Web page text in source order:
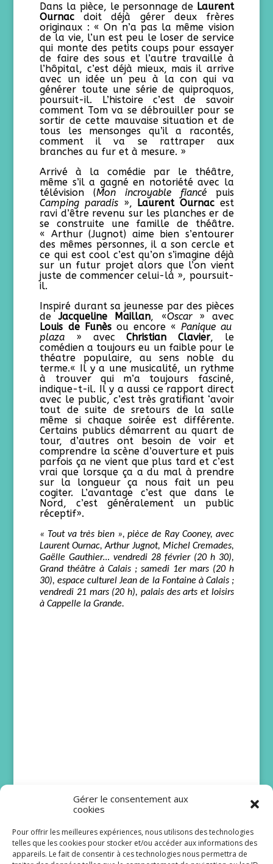
Gérer le consentement aux
cookies
Pour offrir les meilleures expériences, nous utilisons des technologies
telles que les cookies pour stocker et/ou accéder aux informations des
appareils. Le fait de consentir à ces technologies nous permettra de
Dans la pièce, le personnage deLaurent
Ournac doit déjà gérer deux frères
originaux : « On n’a pas la même vision
de la vie, l’un est peu le loser de service
qui monte des petits coups pour essayer
de faire des sous et l’autre travaille à
l’hôpital, c’est déjà mieux, mais il arrive
avec un idée un peu à la con qui va
générer toute une série de quiproquos,
poursuit-il. L’histoire c’est de savoir
comment Tom va se débrouiller pour se
sortir de cette mauvaise situation et de
tous les mensonges qu’il a racontés,
comment il va se rattraper aux
branches au fur et à mesure. »
Arrivé à la comédie par le théâtre,
même s’il a gagné en notoriété avec la
télévision (Mon incroyable fiancépuis
Camping paradis », Laurent Ournacest
ravi d’être revenu sur les planches er de
se construite une famille de théâtre.
« Arthur (Jugnot) aime bien s’entourer
des mêmes personnes, il a son cercle et
ce qui est cool c’est qu’on s’imagine déjà
sur un futur projet alors que l’on vient
juste de commencer celui-là », poursuit-
il.
Inspiré durant sa jeunesse par des pièces
deJacqueline Maillan, «Oscar » avec
Louis de Funèsou encore «Panique au
plaza » avecChristian Clavier, le
comédien a toujours eu un faible pour le
théatre populaire, au sens noble du
terme.« Il y a une musicalité, un rythme
à trouver qui m’a toujours fasciné,
indique-t-il. Il y a aussi ce rapport direct
avec le public, c’est très gratifiant ‘avoir
tout de suite de sretours de la salle
même si chaque soirée est différente.
Certains publics démarrent au quart de
tour, d’autres ont besoin de voir et
comprendre la scène d’ouverture et puis
parfois ça ne vient que plus tard et c’est
vrai que lorsque ça a du mal à prendre
sur la longueur ça nous fait un peu
cogiter. L’avantage c’est que dans le
Nord, c’est généralement un public
réceptif».
« Tout va très bien », pièce de Ray Cooney, avec
Laurent Ournac, Arthur Jugnot, Michel Cremades,
Gaëlle Gauthier… vendredi 28 février (20 h 30),
Grand théâtre à Calais ; samedi 1er mars (20 h
30), espace culturel Jean de la Fontaine à Calais ;
vendredi 21 mars (20 h), palais des arts et loisirs
à Cappelle la Grande.
Bruno Solo et Issa